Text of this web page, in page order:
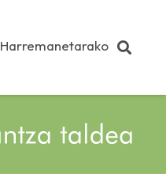
Harremanetarako